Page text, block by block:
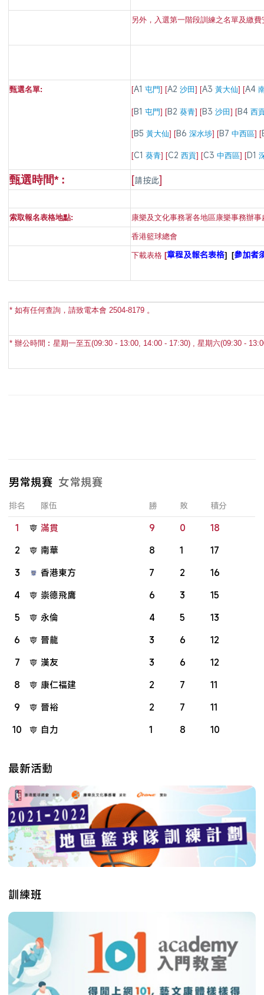
另外，入選第一階段訓練之名單及繳
甄選名單: [A1 屯門] [A2 沙田] [A3 黃大仙] [A4
[B1 屯門] [B2 葵青] [B3 沙田] [B4 西
[B5 黃大仙] [B6 深水埗] [B7 中西區] [
[C1 葵青] [C2 西貢] [C3 中西區][D1
甄選時間*: [請按此]
索取報名表格地點: 康樂及文化事務署各地區康樂事務辦事
香港籃球總會
下載表格 [章程及報名表格] [參加者
*如有任何查詢，請致電本會 2504-8179 。
*辦公時間︰星期一至五(09:30 - 13:00, 14:00 - 17:30) ,星期六(09:30 -
男常規賽 女常規賽
排名 隊伍 勝 敗 積分
1 滿貫 9 0
18
2
南華 8 1
17
3
香港東方 7 2
16
4
崇德飛鷹 6 3
15
5
永倫 4 5
13
6
晉龍 3 6
12
7
漢友 3 6
12
8
康仁福建 2 7
11
9
晉裕 2 7
11
10
自力 1 8 10
最新活動
訓練班